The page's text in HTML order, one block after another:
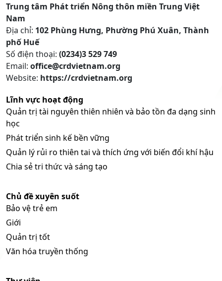
Trung tâm Phát triển Nông thôn miền Trung Việt
Nam
Địa chỉ: 102 Phùng Hưng, Phường Phú Xuân, Thành
phố Huế
Số điện thoại: (0234)3 529 749
Email: office@crdvietnam.org
Website: https://crdvietnam.org
Lĩnh vực hoạt động
Quản trị tài nguyên thiên nhiên và bảo tồn đa dạng sinh
học
Phát triển sinh kế bền vững
Quản lý rủi ro thiên tai và thích ứng với biến đổi khí hậu
Chia sẻ tri thức và sáng tạo
Chủ đề xuyên suốt
Bảo vệ trẻ em
Giới
Quản trị tốt
Văn hóa truyền thống